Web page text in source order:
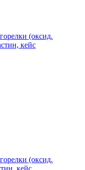
(оксид.
кейс
(оксид.
кейс